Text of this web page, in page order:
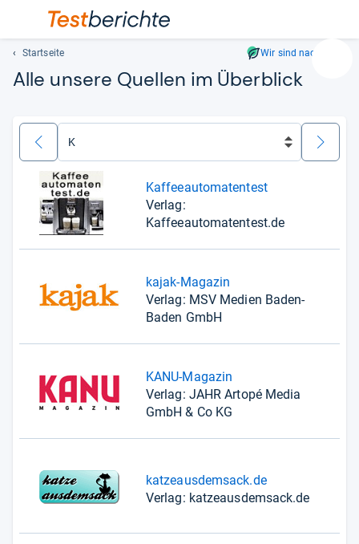
drei
Zeichen
und
Startseite Wir sind nachhaltig
Alle unsere Quellen im Überblick
zurück weiter
Kaffeeautomatentest
Verlag:
Kaffeeautomatentest.de
kajak-Magazin
Verlag: MSV Medien Baden-
Baden GmbH
KANU-Magazin
Verlag: JAHR Artopé Media
GmbH & Co KG
katzeausdemsack.de
Verlag: katzeausdemsack.de